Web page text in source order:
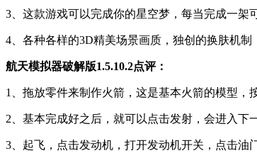
3、这款游戏可以完成你的星空梦，每当完成一架
4、各种各样的3D精美场景画质，独创的换肤机制
航天模拟器破解版1.5.10.2点评：
1、拖放零件来制作火箭，这是基本火箭的模型，
2、基本完成好之后，就可以点击发射，会进入下
3、起飞，点击发动机，打开发动机开关，点击油